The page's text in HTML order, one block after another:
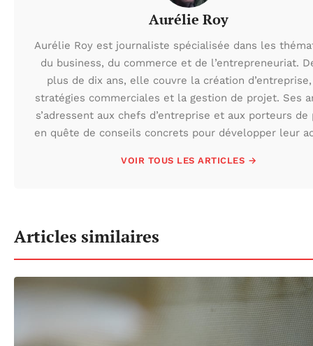
Aurélie Roy
Aurélie Roy est journaliste spécialisée dans les
du business, du commerce et de l’entrepreneuriat.
plus de dix ans, elle couvre la création
stratégies commerciales et la gestion de projet. Ses
s’adressent aux chefs d’entreprise et aux porteurs de
en quête de conseils concrets pour développer leur
VOIR TOUS LES ARTICLES →
Articles similaires